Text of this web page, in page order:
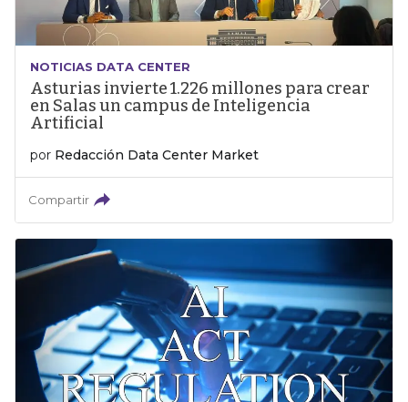
NOTICIAS DATA CENTER
Asturias invierte 1.226 millones para crear
en Salas un campus de Inteligencia
Artificial
por Redacción Data Center Market
Compartir